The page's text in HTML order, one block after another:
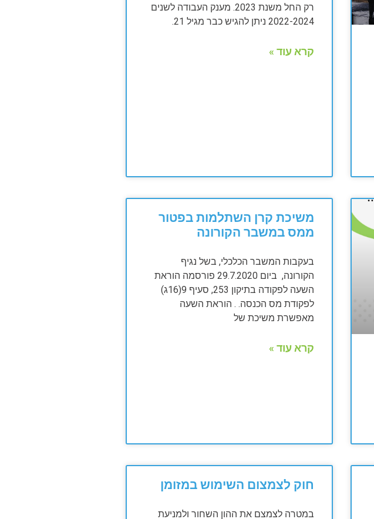
רק החל משנת 2023. מענק העבודה לשנים
2022-2024 ניתן להגיש כבר מגיל 21.
קרא עוד »
משיכת קרן השתלמות בפטור
ממס במשבר הקורונה
בעקבות המשבר הכלכלי, בשל נגיף
הקורונה, ביום 29.7.2020 פורסמה הוראת
השעה לפקודה בתיקון 253, סעיף 9(16ג)
לפקודת מס הכנסה. . הוראת השעה
מאפשרת משיכת של
קרא עוד »
חוק לצמצום השימוש במזומן
במטרה לצמצם את ההון השחור ולמניעת